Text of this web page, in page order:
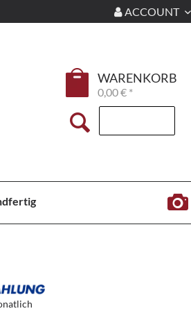
ACCOUNT
WARENKORB
0,00 € *